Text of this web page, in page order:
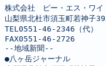
株式会社　ピー・エス・ワイ
山梨県北杜市須玉町若神子
TEL0551-46-2346（代）
FAX0551-46-2726
--地域新聞--
●八ヶ岳ジャーナル